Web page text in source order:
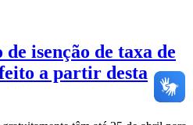
isenção de taxa de
a partir desta